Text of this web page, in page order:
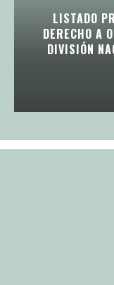
LISTADO
DERECHO A
DIVISIÓN